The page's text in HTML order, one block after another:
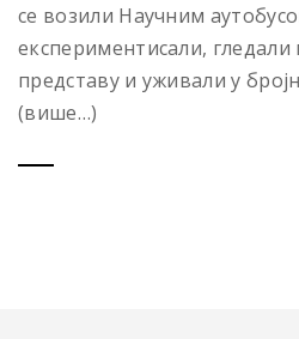
се возили Научним
експериментисали,
представу и уживали у
(више…)